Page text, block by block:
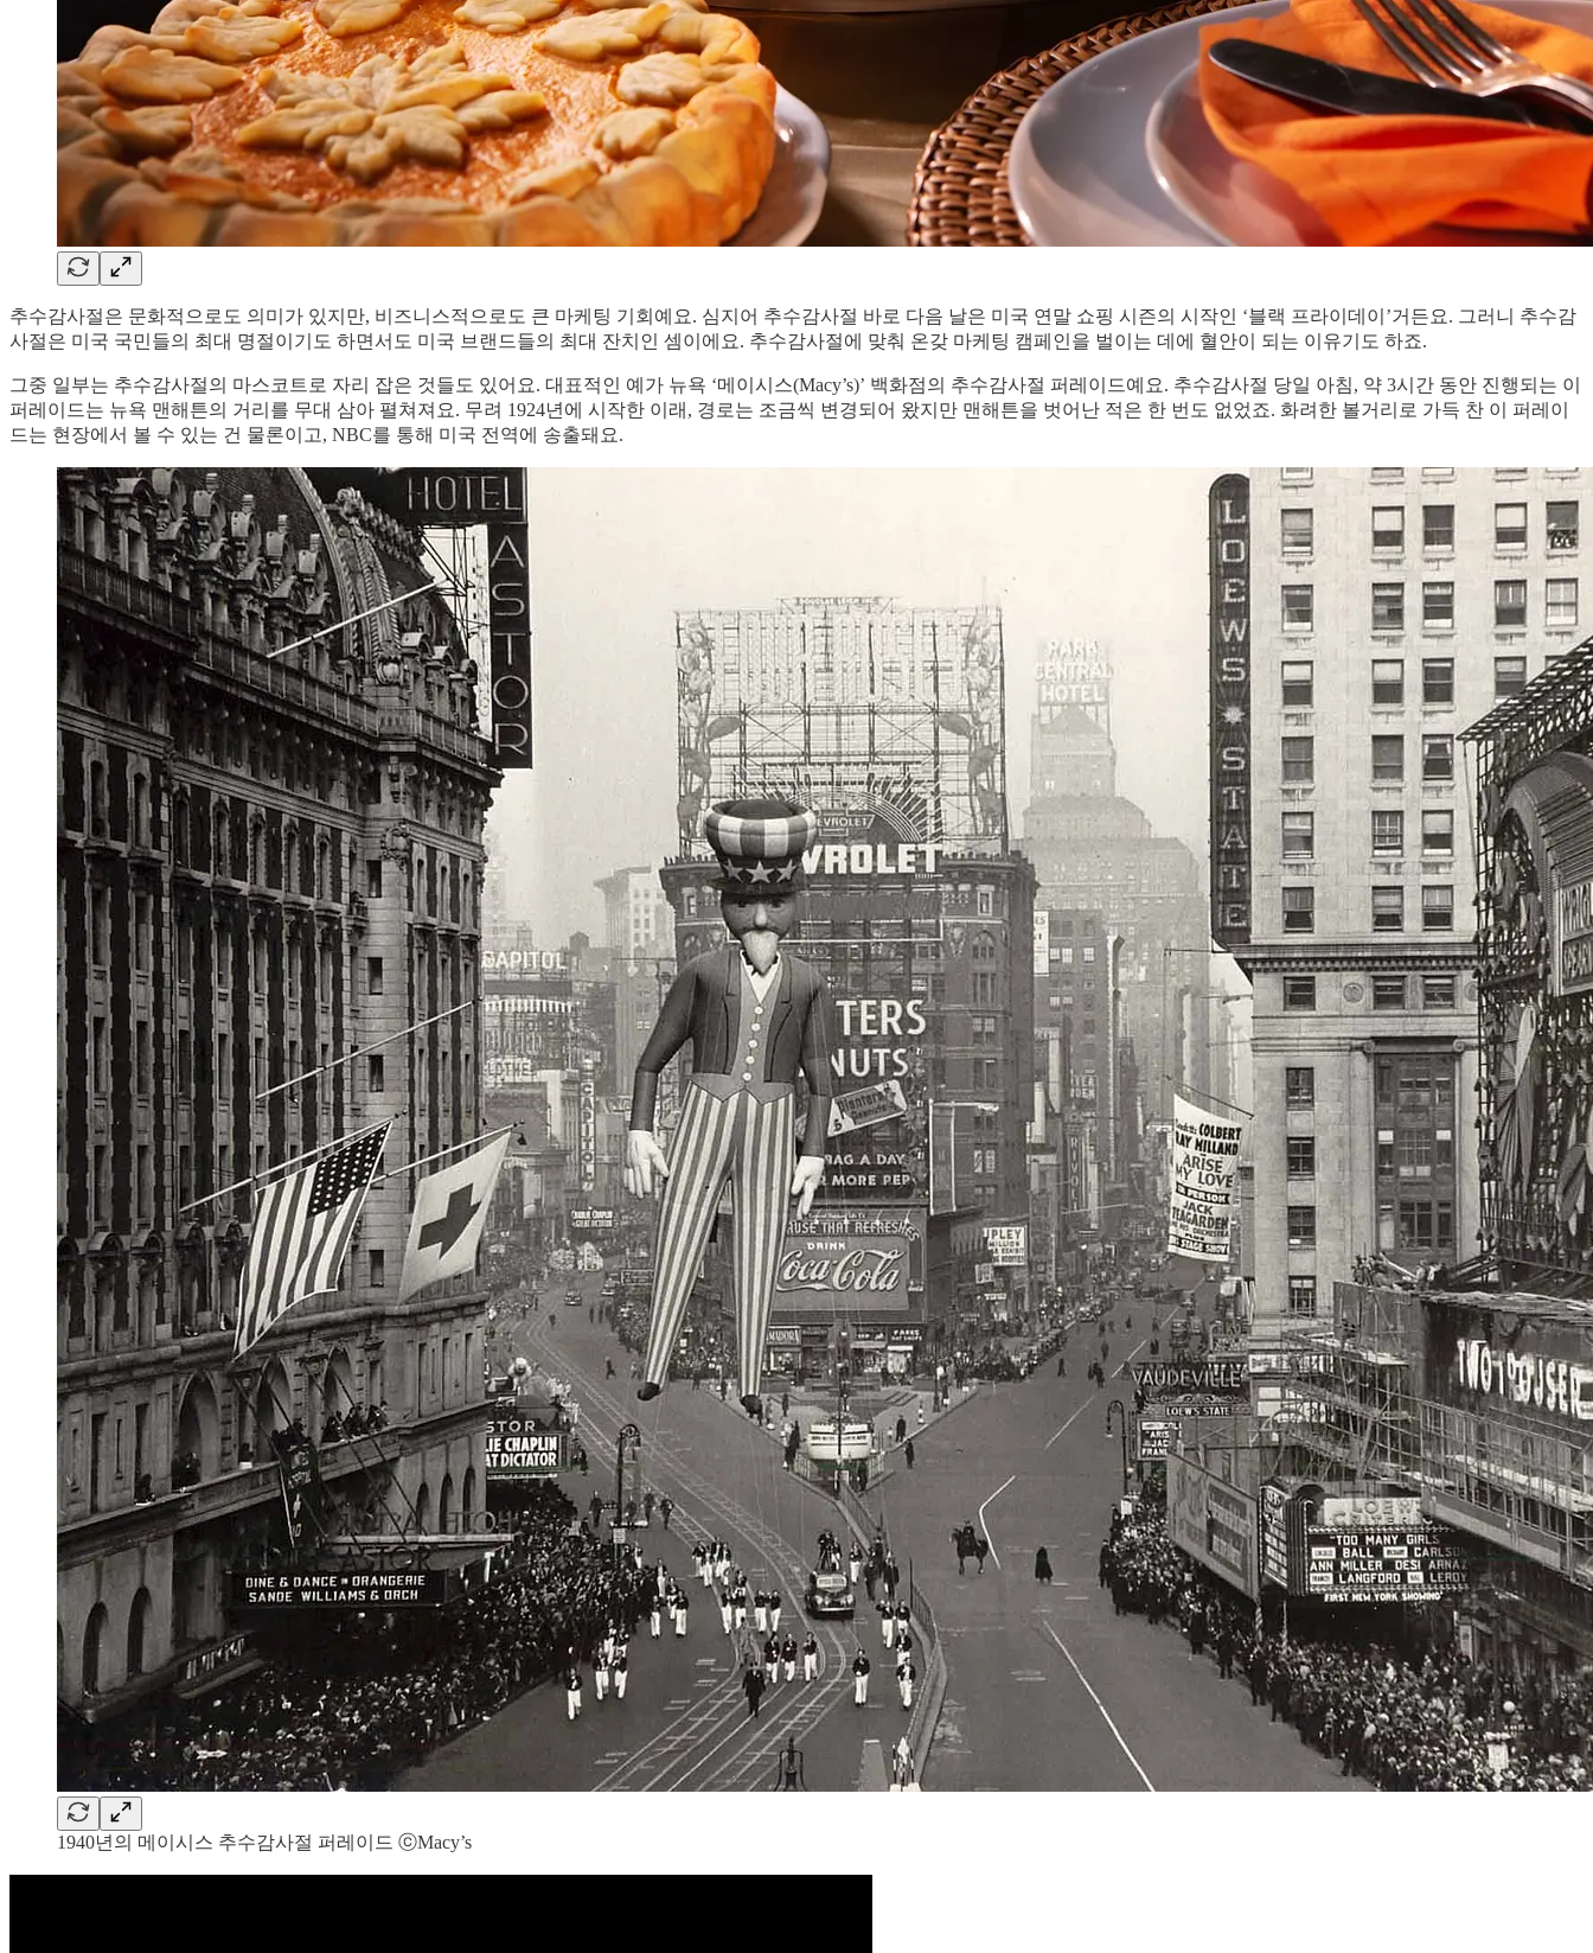
추수감사절은 문화적으로도 의미가 있지만, 비즈니스적으로도 큰 마케팅 기회예요. 심지어 추수감사절 바로 다음 날은 미국 연말 쇼핑 시즌의 시작인 ‘블랙 프라이데이’거든요. 그러니 추수감
사절은 미국 국민들의 최대 명절이기도 하면서도 미국 브랜드들의 최대 잔치인 셈이에요. 추수감사절에 맞춰 온갖 마케팅 캠페인을 벌이는 데에 혈안이 되는 이유기도 하죠.
그중 일부는 추수감사절의 마스코트로 자리 잡은 것들도 있어요. 대표적인 예가 뉴욕 ‘메이시스(Macy’s)’ 백화점의 추수감사절 퍼레이드예요. 추수감사절 당일 아침, 약 3시간 동안 진행되는 이
퍼레이드는 뉴욕 맨해튼의 거리를 무대 삼아 펼쳐져요. 무려 1924년에 시작한 이래, 경로는 조금씩 변경되어 왔지만 맨해튼을 벗어난 적은 한 번도 없었죠. 화려한 볼거리로 가득 찬 이 퍼레이
드는 현장에서 볼 수 있는 건 물론이고, NBC를 통해 미국 전역에 송출돼요.
1940년의 메이시스 추수감사절 퍼레이드 ⓒMacy’s